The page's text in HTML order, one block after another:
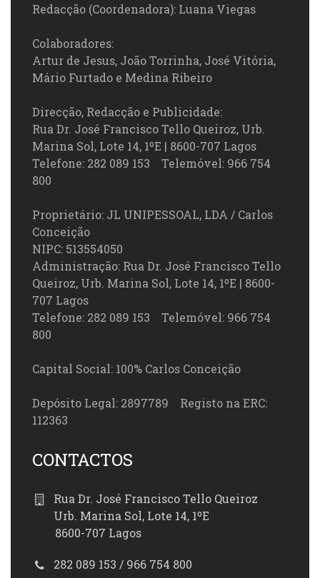
Redacção (Coordenadora): Luana Viegas
Colaboradores:
Artur de Jesus, João Torrinha, José Vitória,
Mário Furtado e Medina Ribeiro
Direcção, Redacção e Publicidade:
Rua Dr. José Francisco Tello Queiroz, Urb.
Marina Sol, Lote 14, 1ºE | 8600-707 Lagos
Telefone: 282 089 153 Telemóvel: 966 754
800
Proprietário: JL UNIPESSOAL, LDA / Carlos
Conceição
NIPC: 513554050
Administração: Rua Dr. José Francisco Tello
Queiroz, Urb. Marina Sol, Lote 14, 1ºE | 8600-
707 Lagos
Telefone: 282 089 153 Telemóvel: 966 754
800
Capital Social: 100% Carlos Conceição
Depósito Legal: 2897789 Registo na ERC:
112363
CONTACTOS
Rua Dr. José Francisco Tello Queiroz
Urb. Marina Sol, Lote 14, 1ºE
8600-707 Lagos
282 089 153 / 966 754 800